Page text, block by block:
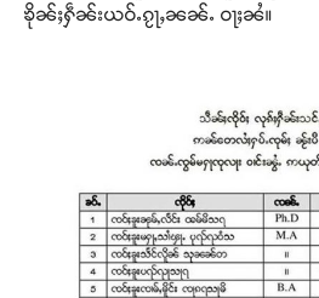
ၶိုၼ်ႈႁဵၼ်းယဝ်ႉၵႂႃႇၼၼ်ႉ ဝႃႈၼႆ။